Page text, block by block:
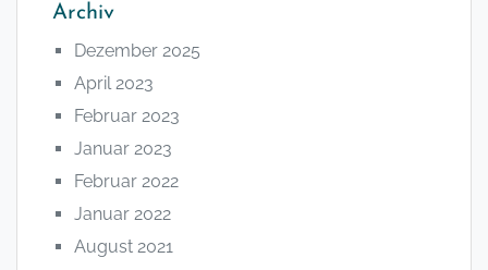
Archiv
Dezember 2025
April 2023
Februar 2023
Januar 2023
Februar 2022
Januar 2022
August 2021